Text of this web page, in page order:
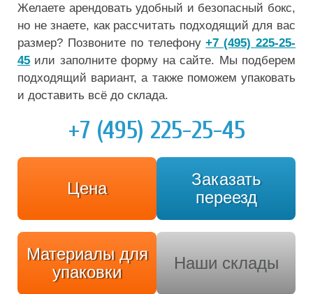
Желаете арендовать удобный и безопасный бокс,
но не знаете, как рассчитать подходящий для вас
размер? Позвоните по телефону+7 (495) 225-25-
45 или заполните форму на сайте. Мы подберем
подходящий вариант, а также поможем упаковать
и доставить всё до склада.
+7 (495) 225-25-45
Цена
Заказать
переезд
Материалы для
упаковки
Наши склады